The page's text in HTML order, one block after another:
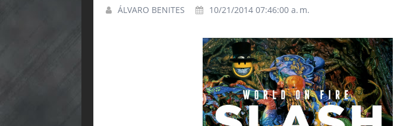
ÁLVARO BENITES 10/21/2014 07:46:00 a. m.